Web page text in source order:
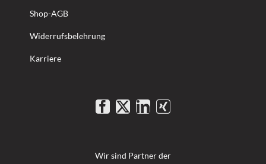
Shop-AGB
Widerrufsbelehrung
Karriere
Wir sind Partner der